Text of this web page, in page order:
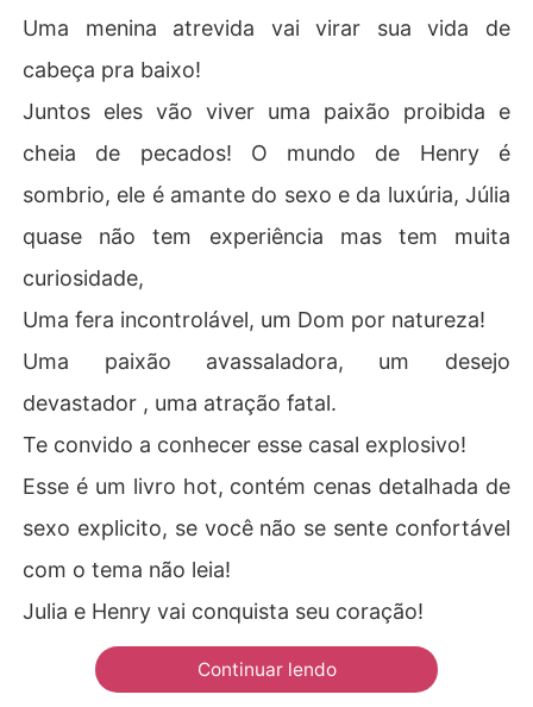
Uma menina atrevida vai virar sua vida de
cabeça pra baixo!
Juntos eles vão viver uma paixão proibida e
cheia de pecados! O mundo de Henry é
sombrio, ele é amante do sexo e da luxúria, Júlia
quase não tem experiência mas tem muita
curiosidade,
Uma fera incontrolável, um Dom por natureza!
Uma paixão avassaladora, um desejo
devastador , uma atração fatal.
Te convido a conhecer esse casal explosivo!
Esse é um livro hot, contém cenas detalhada de
sexo explicito, se você não se sente confortável
com o tema não leia!
Julia e Henry vai conquista seu coração!
Continuar lendo